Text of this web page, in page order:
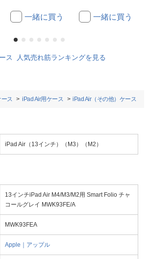
一緒に買う 一緒に買う
ス 人気売れ筋ランキングを見る
ス iPad Air用ケース iPad Air（その他）ケース
iPad Air（13インチ）（M3）（M2）
13インチiPad Air M4/M3/M2用 Smart Folio チャ
コールグレイ MWK93FE/A
MWK93FEA
Apple｜アップル